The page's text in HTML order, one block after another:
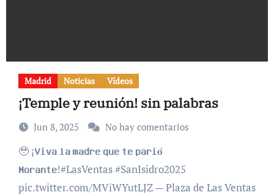
Madrid Noticias Vídeos
¡Temple y reunión! sin palabras
Jun 8, 2025 No hay comentarios
🥹 ¡𝐕𝐢𝐯𝐚 𝐥𝐚 𝐦𝐚𝐝𝐫𝐞 𝐪𝐮𝐞 𝐭𝐞 𝐩𝐚𝐫𝐢𝐨́
𝐌𝐨𝐫𝐚𝐧𝐭𝐞!#LasVentas #SanIsidro2025
pic.twitter.com/MViWYutLJZ — Plaza de Las Ventas